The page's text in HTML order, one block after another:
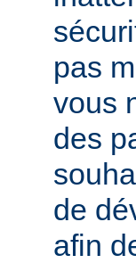
pas
vous
des
de
afin